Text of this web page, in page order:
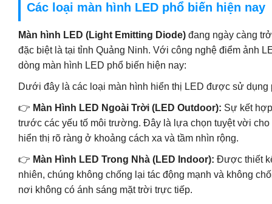
Các loại màn hình LED phổ biến hiện nay
Màn hình LED (Light Emitting Diode) đang ngày càng
đặc biệt là tại tỉnh Quảng Ninh. Với công nghệ điểm ảnh
dòng màn hình LED phổ biến hiện nay:
Dưới đây là các loại màn hình hiển thị LED được sử dụng
👉 Màn Hình LED Ngoài Trời (LED Outdoor): Sự kết
trước các yếu tố môi trường. Đây là lựa chọn tuyệt vời
hiển thị rõ ràng ở khoảng cách xa và tầm nhìn rộng.
👉 Màn Hình LED Trong Nhà (LED Indoor): Được thiết
nhiên, chúng không chống lại tác động mạnh và không
nơi không có ánh sáng mặt trời trực tiếp.